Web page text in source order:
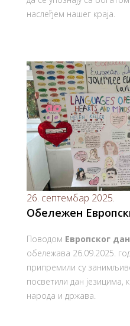
наслеђем нашег краја.
26. септембар 2025.
Обележен
Поводом Европског
обележава 26.09.2025.
припремили су
посветили дан језицима,
народа и држава.